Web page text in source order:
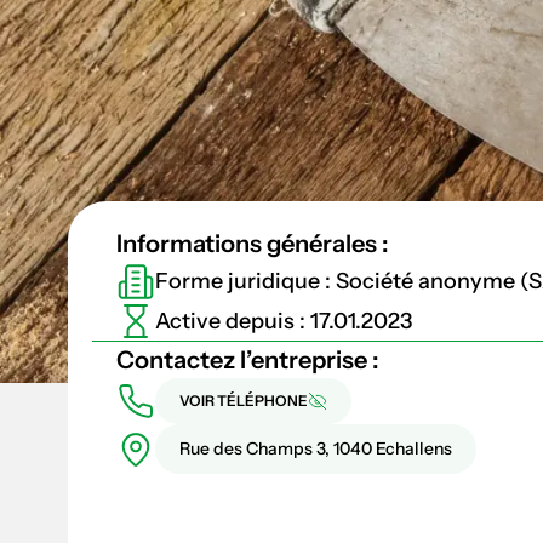
Informations générales :
Forme juridique : Société anonyme
Active depuis : 17.01.2023
Contactez l’entreprise :
VOIR TÉLÉPHONE
Rue des Champs 3, 1040 Echallens